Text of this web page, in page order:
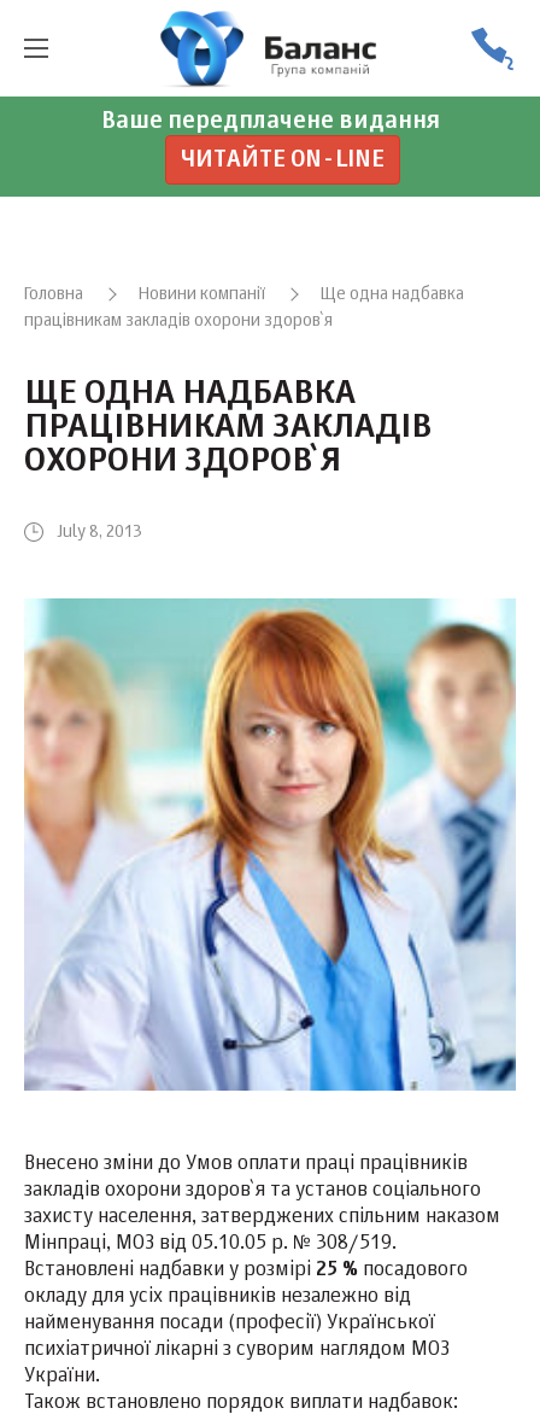
Ваше передплачене видання
ЧИТАЙТЕ ON-LINE
Головна Новини компанії
Ще одна надбавка
працівникам закладів охорони здоров`я
ЩЕ ОДНА НАДБАВКА
ПРАЦІВНИКАМ ЗАКЛАДІВ
ОХОРОНИ ЗДОРОВ`Я
July 8, 2013
Внесено зміни до Умов оплати праці працівників
закладів охорони здоров`я та установ соціального
захисту населення, затверджених спільним наказом
Мінпраці, МОЗ від 05.10.05 р. № 308/519.
Встановлені надбавки у розмірі 25 % посадового
окладу для усіх працівників незалежно від
найменування посади (професії) Української
психіатричної лікарні з суворим наглядом МОЗ
України.
Також встановлено порядок виплати надбавок: